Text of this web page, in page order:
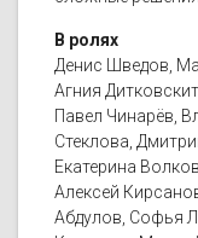
В ролях
Денис Шведов,
Агния
Павел Чинарёв,
Стеклова,
Екатерина
Алексей
Абдулов, Софья